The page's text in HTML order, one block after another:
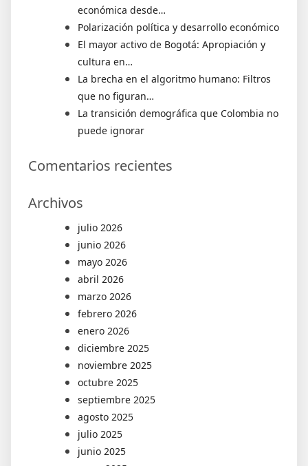
económica desde…
Polarización política y desarrollo económico
El mayor activo de Bogotá: Apropiación y
cultura en…
La brecha en el algoritmo humano: Filtros
que no figuran…
La transición demográfica que Colombia no
puede ignorar
Comentarios recientes
Archivos
julio 2026
junio 2026
mayo 2026
abril 2026
marzo 2026
febrero 2026
enero 2026
diciembre 2025
noviembre 2025
octubre 2025
septiembre 2025
agosto 2025
julio 2025
junio 2025